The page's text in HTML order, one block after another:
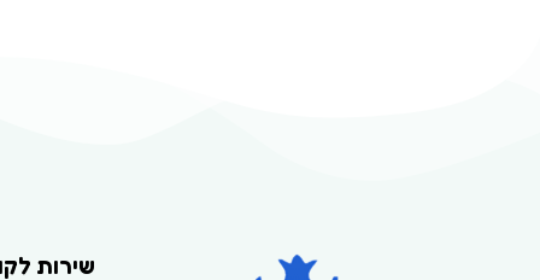
שירות